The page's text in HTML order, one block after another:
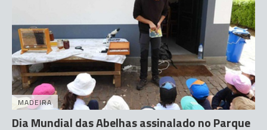
MADEIRA
Dia Mundial das Abelhas assinalado no Parque